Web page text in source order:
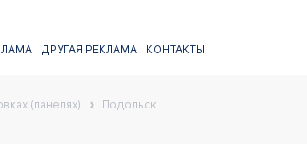
ДРУГАЯ РЕКЛАМА КОНТАКТЫ
(панелях) Подольск